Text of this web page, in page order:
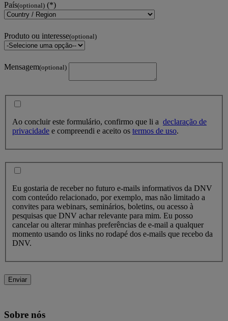
País(optional)
Produto ou interesse(optional)
Mensagem(optional)
Ao concluir este formulário, confirmo que li a declaração de
privacidade e compreendi e aceito os termos de uso.
Eu gostaria de receber no futuro e-mails informativos da DNV
com conteúdo relacionado, por exemplo, mas não limitado a
convites para webinars, seminários, boletins, ou acesso à
pesquisas que DNV achar relevante para mim. Eu posso
cancelar ou alterar minhas preferências de e-mail a qualquer
momento usando os links no rodapé dos e-mails que recebo da
DNV.
Enviar
Sobre nós